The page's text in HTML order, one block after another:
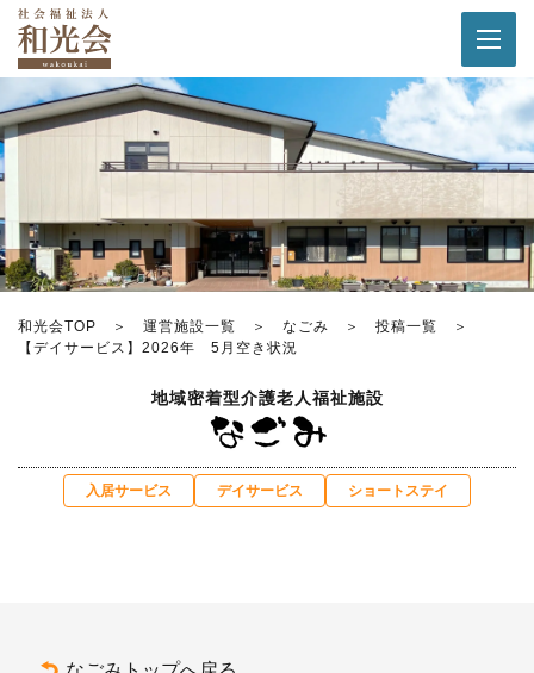
和光会TOP 運営施設一覧 なごみ
投稿一覧
【デイサービス】2026年 5月空き状況
地域密着型介護老人福祉施設
入居サービス デイサービス ショートステイ